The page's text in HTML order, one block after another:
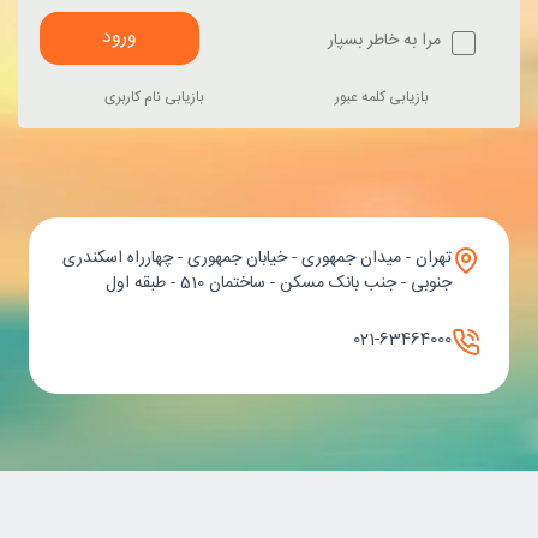
مرا به خاطر بسپار ورود
بازیابی کلمه عبور بازیابی نام کاربری
تهران - میدان جمهوری - خیابان جمهوری - چهارراه اسکندری
جنوبی - جنب بانک مسکن - ساختمان 510 - طبقه اول
021-63464000